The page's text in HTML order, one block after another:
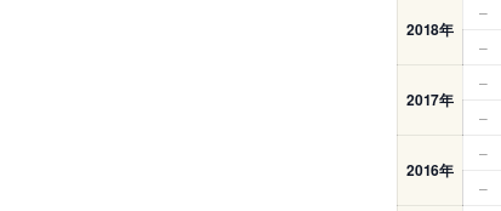
2018年
–
–
2017年
–
–
2016年
–
–